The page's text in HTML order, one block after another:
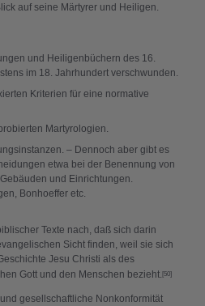
auf seine Märtyrer und Heiligen.
und Heiligenbüchern des 16.
im 18. Jahrhundert verschwunden.
Kriterien für eine normative
Martyrologien.
– Dennoch aber gibt es
etwa bei der Benennung von
und Einrichtungen.
Bonhoeffer etc.
Texte nach, daß sich darin
Sicht finden, weil sie sich
Jesu Christi als des
Gott und den Menschen bezieht.[50]
gesellschaftliche Nonkonformität